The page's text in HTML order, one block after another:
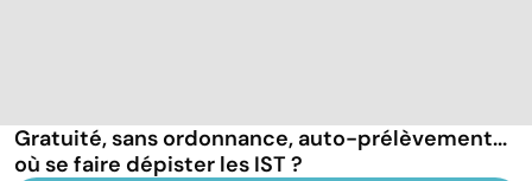
Gratuité, sans ordonnance, auto-prélèvement...
où se faire dépister les IST ?